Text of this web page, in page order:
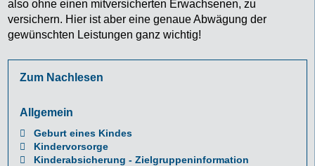
also ohne einen mitversicherten Erwachsenen, zu
versichern. Hier ist aber eine genaue Abwägung der
gewünschten Leistungen ganz wichtig!
Zum Nachlesen
Allgemein
Geburt eines Kindes
Kindervorsorge
Kinderabsicherung - Zielgruppeninformation